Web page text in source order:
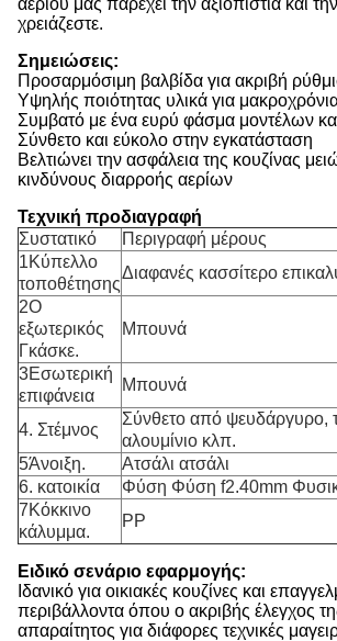
αερίου μας παρέχει την αξιοπιστία και
χρειάζεστε.
Σημειώσεις:
Προσαρμόσιμη βαλβίδα για ακριβή
Υψηλής ποιότητας υλικά για
Συμβατό με ένα ευρύ φάσμα μοντέλων
Σύνθετο και εύκολο στην εγκατάσταση
Βελτιώνει την ασφάλεια της κουζίνας
κινδύνους διαρροής αερίων
Τεχνική προδιαγραφή
Συστατικό
Περιγραφή μέρους
1Κύπελλο
τοποθέτησης
Διαφανές κασσίτερο
2Ο
εξωτερικός
Γκάσκε.
Μπουνά
3Εσωτερική
επιφάνεια
Μπουνά
4. Στέμνος
Σύνθετο από ψευδάργυρο,
αλουμίνιο κλπ.
5Άνοιξη.
Ατσάλι ατσάλι
6. κατοικία
Φύση Φύση f2.40mm
7Κόκκινο
κάλυμμα.
PP
Ειδικό σενάριο εφαρμογής:
Ιδανικό για οικιακές κουζίνες και
περιβάλλοντα όπου ο ακριβής έλεγχος
απαραίτητος για διάφορες τεχνικές